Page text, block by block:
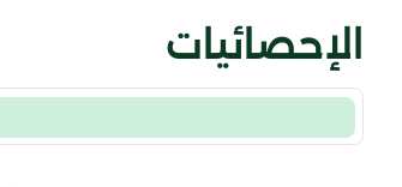
الإحصائيات